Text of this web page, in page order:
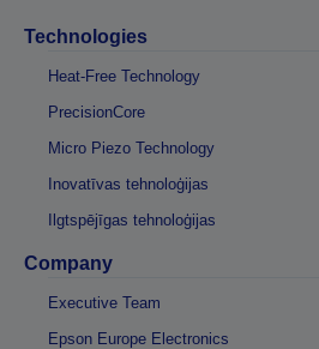
Technologies
Heat-Free Technology
PrecisionCore
Micro Piezo Technology
Inovatīvas tehnoloģijas
Ilgtspējīgas tehnoloģijas
Company
Executive Team
Epson Europe Electronics